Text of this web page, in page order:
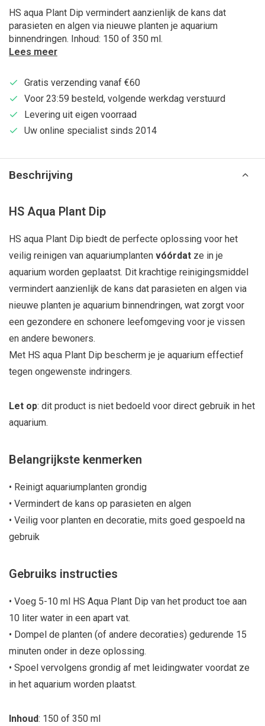
HS aqua Plant Dip vermindert aanzienlijk de kans dat
parasieten en algen via nieuwe planten je aquarium
binnendringen. Inhoud: 150 of 350 ml.
Lees meer
Gratis verzending vanaf €60
Voor 23:59 besteld, volgende werkdag verstuurd
Levering uit eigen voorraad
Uw online specialist sinds 2014
Beschrijving
HS Aqua Plant Dip
HS aqua Plant Dip biedt de perfecte oplossing voor het
veilig reinigen van aquariumplanten vóórdat ze in je
aquarium worden geplaatst. Dit krachtige reinigingsmiddel
vermindert aanzienlijk de kans dat parasieten en algen via
nieuwe planten je aquarium binnendringen, wat zorgt voor
een gezondere en schonere leefomgeving voor je vissen
en andere bewoners.
Met HS aqua Plant Dip bescherm je je aquarium effectief
tegen ongewenste indringers.
Let op: dit product is niet bedoeld voor direct gebruik in het
aquarium.
Belangrijkste kenmerken
• Reinigt aquariumplanten grondig
• Vermindert de kans op parasieten en algen
• Veilig voor planten en decoratie, mits goed gespoeld na
gebruik
Gebruiks instructies
• Voeg 5-10 ml HS Aqua Plant Dip van het product toe aan
10 liter water in een apart vat.
• Dompel de planten (of andere decoraties) gedurende 15
minuten onder in deze oplossing.
• Spoel vervolgens grondig af met leidingwater voordat ze
in het aquarium worden plaatst.
Inhoud: 150 of 350 ml